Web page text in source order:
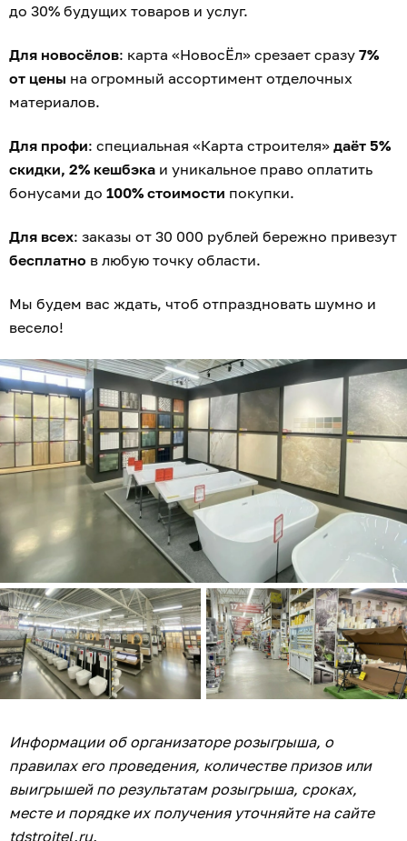
до 30% будущих товаров и услуг.
Для новосёлов: карта «НовосЁл» срезает сразу 7%
от цены на огромный ассортимент отделочных
материалов.
Для профи: специальная «Карта строителя» даёт 5%
скидки, 2% кешбэка и уникальное право оплатить
бонусами до 100% стоимости покупки.
Для всех: заказы от 30 000 рублей бережно привезут
бесплатно в любую точку области.
Мы будем вас ждать, чтоб отпраздновать шумно и
весело!
Информации об организаторе розыгрыша, о
правилах его проведения, количестве призов или
выигрышей по результатам розыгрыша, сроках,
месте и порядке их получения уточняйте на сайте
tdstroitel.ru.